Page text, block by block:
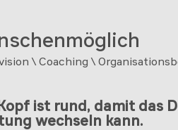
\ Coaching \
ist rund, damit das
wechseln kann.